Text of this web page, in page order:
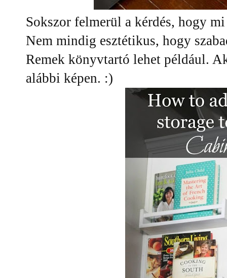
Sokszor felmerül a kérdés, hogy
Nem mindig esztétikus, hogy
Remek könyvtartó lehet például.
alábbi képen. :)